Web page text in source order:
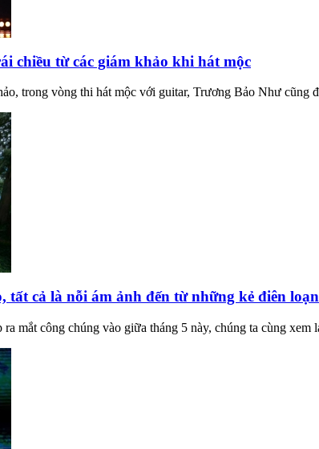
chiều từ các giám khảo khi hát mộc
trong vòng thi hát mộc với guitar, Trương Bảo Như cũng
tất cả là nỗi ám ảnh đến từ những kẻ điên loạn
mắt công chúng vào giữa tháng 5 này, chúng ta cùng